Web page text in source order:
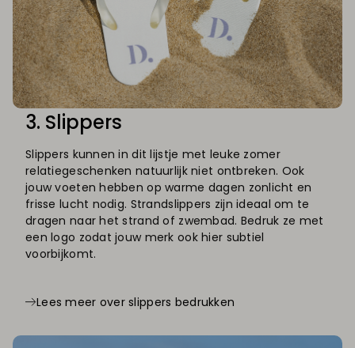
3. Slippers
Slippers kunnen in dit lijstje met leuke zomer
relatiegeschenken natuurlijk niet ontbreken. Ook
jouw voeten hebben op warme dagen zonlicht en
frisse lucht nodig. Strandslippers zijn ideaal om te
dragen naar het strand of zwembad. Bedruk ze met
een logo zodat jouw merk ook hier subtiel
voorbijkomt.
Lees meer over slippers bedrukken